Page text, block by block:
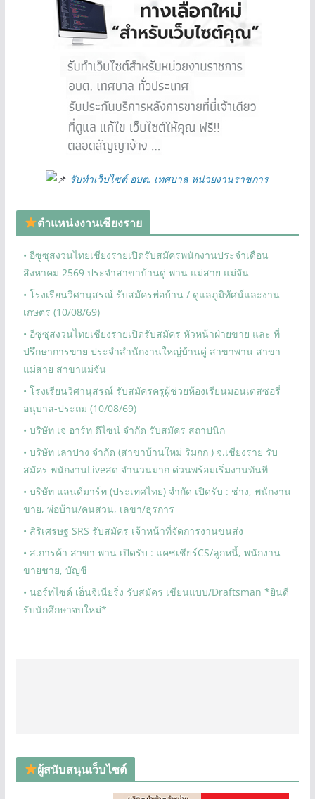
รับทำเว็บไซต์ อบต. เทศบาล หน่วยงานราชการ
ตำแหน่งงานเชียงราย
• อีซูซุสงวนไทยเชียงรายเปิดรับสมัครพนักงานประจำเดือน
สิงหาคม 2569 ประจำสาขาบ้านดู่ พาน แม่สาย แม่จัน
• โรงเรียนวิศานุสรณ์ รับสมัครพ่อบ้าน / ดูแลภูมิทัศน์และงาน
เกษตร (10/08/69)
• อีซูซุสงวนไทยเชียงรายเปิดรับสมัคร หัวหน้าฝ่ายขาย และ ที่
ปรึกษาการขาย ประจำสำนักงานใหญ่บ้านดู่ สาขาพาน สาขา
แม่สาย สาขาแม่จัน
• โรงเรียนวิศานุสรณ์ รับสมัครครูผู้ช่วยห้องเรียนมอนเตสซอรี่
อนุบาล-ประถม (10/08/69)
• บริษัท เจ อาร์ท ดีไซน์ จำกัด รับสมัคร สถาปนิก
• บริษัท เลาปาง จำกัด (สาขาบ้านใหม่ ริมกก ) จ.เชียงราย รับ
สมัคร พนักงานLiveสด จำนวนมาก ด่วนพร้อมเริ่มงานทันที
• บริษัท แลนด์มาร์ท (ประเทศไทย) จำกัด เปิดรับ : ช่าง, พนักงาน
ขาย, พ่อบ้าน/คนสวน, เลขา/ธุรการ
• สิริเศรษฐ SRS รับสมัคร เจ้าหน้าที่จัดการงานขนส่ง
• ส.การค้า สาขา พาน เปิดรับ : แคชเชียร์CS/ลูกหนี้, พนักงาน
ขายชาย, บัญชี
• นอร์ทไซด์ เอ็นจิเนียริ่ง รับสมัคร เขียนแบบ/Draftsman *ยินดี
รับนักศึกษาจบใหม่*
ผู้สนับสนุนเว็บไซต์